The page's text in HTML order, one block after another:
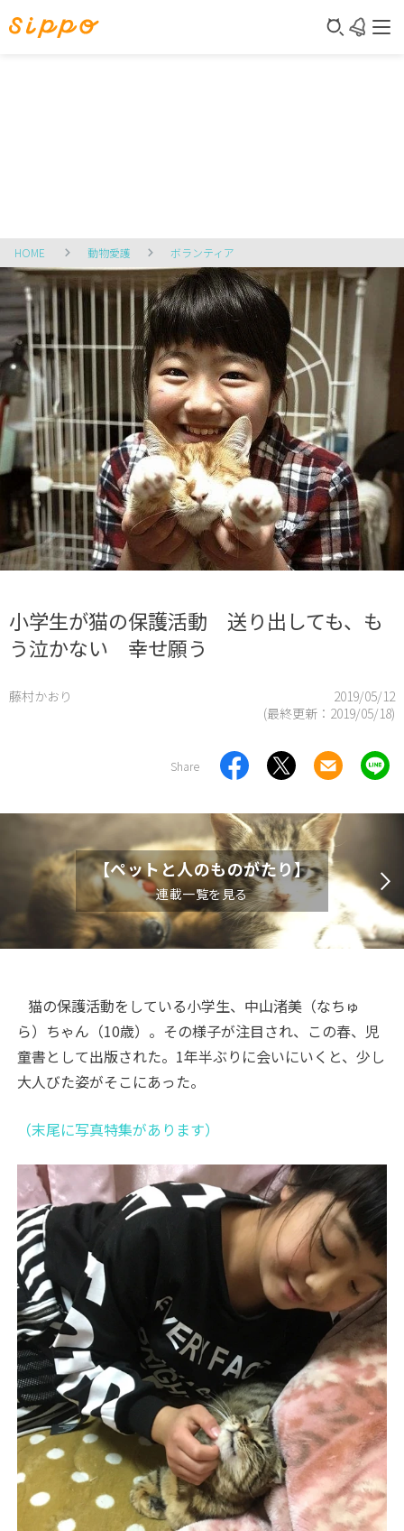
HOME 動物愛護 ボランティア
小学生が猫の保護活動 送り出しても、も
う泣かない 幸せ願う
藤村かおり
2019/05/12
(最終更新： 2019/05/18)
Share
【ペットと人のものがたり】
連載一覧を見る
猫の保護活動をしている小学生、中山渚美（なちゅ
ら）ちゃん（10歳）。その様子が注目され、この春、児
童書として出版された。 1年半ぶりに会いにいくと、少し
大人びた姿がそこにあった。
（末尾に写真特集があります）